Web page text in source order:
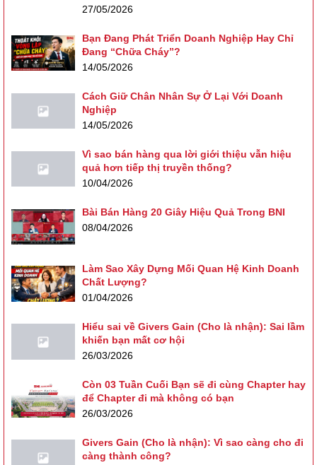
27/05/2026
Bạn Đang Phát Triển Doanh Nghiệp Hay Chỉ
Đang “Chữa Cháy”?
14/05/2026
Cách Giữ Chân Nhân Sự Ở Lại Với Doanh
Nghiệp
14/05/2026
Vì sao bán hàng qua lời giới thiệu vẫn hiệu
quả hơn tiếp thị truyền thống?
10/04/2026
Bài Bán Hàng 20 Giây Hiệu Quả Trong BNI
08/04/2026
Làm Sao Xây Dựng Mối Quan Hệ Kinh Doanh
Chất Lượng?
01/04/2026
Hiểu sai về Givers Gain (Cho là nhận): Sai lầm
khiến bạn mất cơ hội
26/03/2026
Còn 03 Tuần Cuối Bạn sẽ đi cùng Chapter hay
để Chapter đi mà không có bạn
26/03/2026
Givers Gain (Cho là nhận): Vì sao càng cho đi
càng thành công?